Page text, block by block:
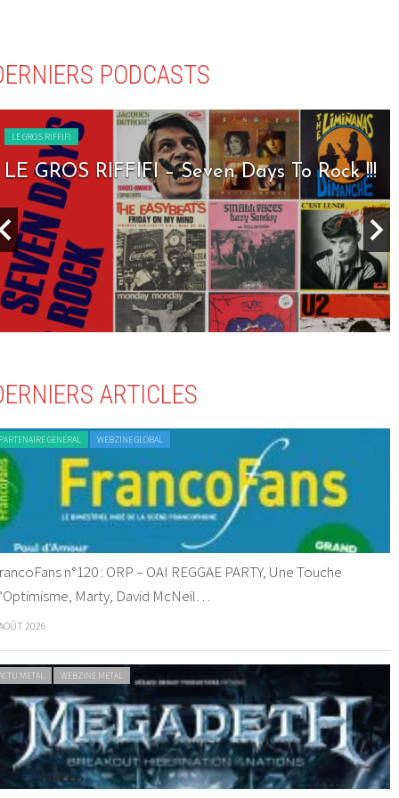
PODCASTS
LE GROS RIFFIFI
LE GROS RIFFIFI – Seven Days To Rock !!!
ARTICLES
GENERAL WEBZINE GLOBAL
n°120 : ORP – OAI REGGAE PARTY, Une Touche
Marty, David McNeil…
2026
METAL WEBZINE METAL